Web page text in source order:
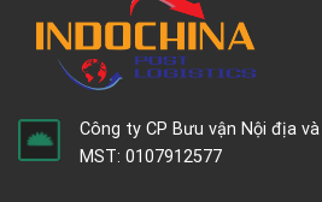
Công ty CP Bưu vận Nội địa
MST: 0107912577